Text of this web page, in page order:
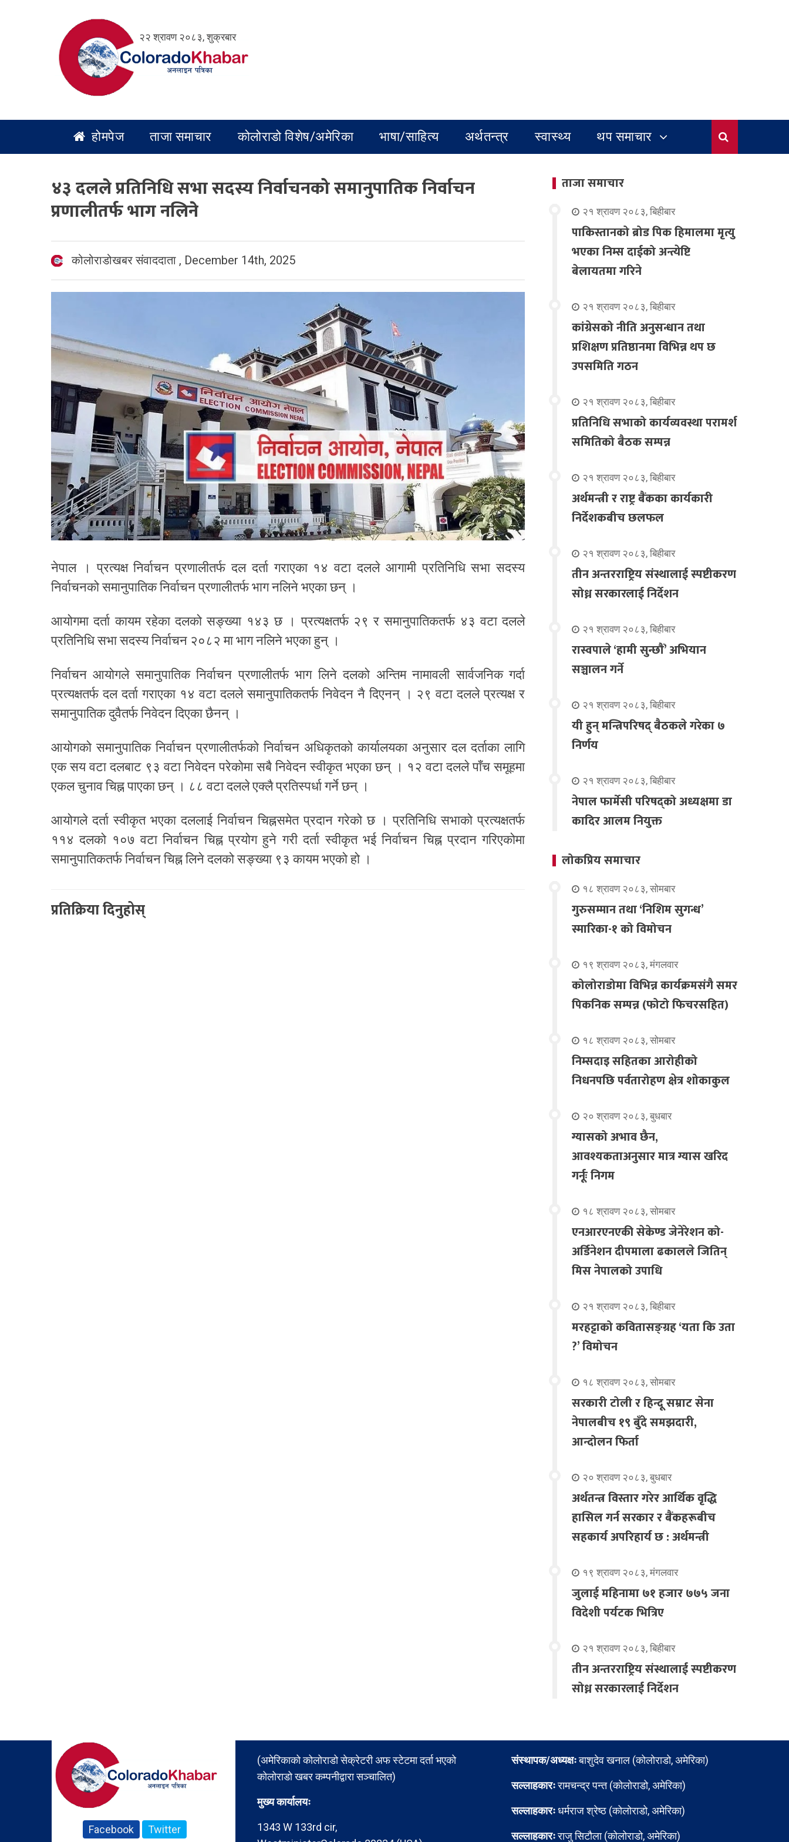
२२ श्रावण २०८३, शुक्रबार
होमपेज ताजा समाचार कोलोराडो विशेष/अमेरिका भाषा/साहित्य अर्थतन्त्र स्वास्थ्य थप समाचार
४३ दलले प्रतिनिधि सभा सदस्य निर्वाचनको समानुपातिक निर्वाचन
प्रणालीतर्फ भाग नलिने
कोलोराडोखबर संवाददाता , December 14th, 2025
नेपाल । प्रत्यक्ष निर्वाचन प्रणालीतर्फ दल दर्ता गराएका १४ वटा दलले आगामी प्रतिनिधि सभा सदस्य
निर्वाचनको समानुपातिक निर्वाचन प्रणालीतर्फ भाग नलिने भएका छन् ।
आयोगमा दर्ता कायम रहेका दलको सङ्ख्या १४३ छ । प्रत्यक्षतर्फ २९ र समानुपातिकतर्फ ४३ वटा दलले
प्रतिनिधि सभा सदस्य निर्वाचन २०८२ मा भाग नलिने भएका हुन् ।
निर्वाचन आयोगले समानुपातिक निर्वाचन प्रणालीतर्फ भाग लिने दलको अन्तिम नामावली सार्वजनिक गर्दा
प्रत्यक्षतर्फ दल दर्ता गराएका १४ वटा दलले समानुपातिकतर्फ निवेदन नै दिएनन् । २९ वटा दलले प्रत्यक्ष र
समानुपातिक दुवैतर्फ निवेदन दिएका छैनन् ।
आयोगको समानुपातिक निर्वाचन प्रणालीतर्फको निर्वाचन अधिकृतको कार्यालयका अनुसार दल दर्ताका लागि
एक सय वटा दलबाट ९३ वटा निवेदन परेकोमा सबै निवेदन स्वीकृत भएका छन् । १२ वटा दलले पाँच समूहमा
एकल चुनाव चिह्न पाएका छन् । ८८ वटा दलले एक्लै प्रतिस्पर्धा गर्ने छन् ।
आयोगले दर्ता स्वीकृत भएका दललाई निर्वाचन चिह्नसमेत प्रदान गरेको छ । प्रतिनिधि सभाको प्रत्यक्षतर्फ
११४ दलको १०७ वटा निर्वाचन चिह्न प्रयोग हुने गरी दर्ता स्वीकृत भई निर्वाचन चिह्न प्रदान गरिएकोमा
समानुपातिकतर्फ निर्वाचन चिह्न लिने दलको सङ्ख्या ९३ कायम भएको हो ।
प्रतिक्रिया दिनुहोस्
ताजा समाचार
२१ श्रावण २०८३, बिहीबार
पाकिस्तानको ब्रोड पिक हिमालमा मृत्यु
भएका निम्स दाईको अन्त्येष्टि
बेलायतमा गरिने
२१ श्रावण २०८३, बिहीबार
कांग्रेसको नीति अनुसन्धान तथा
प्रशिक्षण प्रतिष्ठानमा विभिन्न थप छ
उपसमिति गठन
२१ श्रावण २०८३, बिहीबार
प्रतिनिधि सभाको कार्यव्यवस्था परामर्श
समितिको बैठक सम्पन्न
२१ श्रावण २०८३, बिहीबार
अर्थमन्त्री र राष्ट्र बैंकका कार्यकारी
निर्देशकबीच छलफल
२१ श्रावण २०८३, बिहीबार
तीन अन्तरराष्ट्रिय संस्थालाई स्पष्टीकरण
सोध्न सरकारलाई निर्देशन
२१ श्रावण २०८३, बिहीबार
रास्वपाले ‘हामी सुन्छौँ’ अभियान
सञ्चालन गर्ने
२१ श्रावण २०८३, बिहीबार
यी हुन् मन्त्रिपरिषद् बैठकले गरेका ७
निर्णय
२१ श्रावण २०८३, बिहीबार
नेपाल फार्मेसी परिषद्को अध्यक्षमा डा
कादिर आलम नियुक्त
लोकप्रिय समाचार
१८ श्रावण २०८३, सोमबार
गुरुसम्मान तथा ‘निशिम सुगन्ध’
स्मारिका-१ को विमोचन
१९ श्रावण २०८३, मंगलवार
कोलोराडोमा विभिन्न कार्यक्रमसंगै समर
पिकनिक सम्पन्न (फोटो फिचरसहित)
१८ श्रावण २०८३, सोमबार
निम्सदाइ सहितका आरोहीको
निधनपछि पर्वतारोहण क्षेत्र शोकाकुल
२० श्रावण २०८३, बुधबार
ग्यासको अभाव छैन,
आवश्यकताअनुसार मात्र ग्यास खरिद
गर्नूः निगम
१८ श्रावण २०८३, सोमबार
एनआरएनएकी सेकेण्ड जेनेरेशन को-
अर्डिनेशन दीपमाला ढकालले जितिन्
मिस नेपालको उपाधि
२१ श्रावण २०८३, बिहीबार
मरहट्टाको कवितासङ्ग्रह ‘यता कि उता
?’ विमोचन
१८ श्रावण २०८३, सोमबार
सरकारी टोली र हिन्दू सम्राट सेना
नेपालबीच १९ बुँदे समझदारी,
आन्दोलन फिर्ता
२० श्रावण २०८३, बुधबार
अर्थतन्त्र विस्तार गरेर आर्थिक वृद्धि
हासिल गर्न सरकार र बैंकहरूबीच
सहकार्य अपरिहार्य छ : अर्थमन्त्री
१९ श्रावण २०८३, मंगलवार
जुलाई महिनामा ७१ हजार ७७५ जना
विदेशी पर्यटक भित्रिए
२१ श्रावण २०८३, बिहीबार
तीन अन्तरराष्ट्रिय संस्थालाई स्पष्टीकरण
सोध्न सरकारलाई निर्देशन
Facebook Twitter
(अमेरिकाको कोलोराडो सेक्रेटरी अफ स्टेटमा दर्ता भएको
कोलोराडो खबर कम्पनीद्वारा सञ्चालित)
मुख्य कार्यालयः
1343 W 133rd cir,
संस्थापक/अध्यक्षःबाशुदेव खनाल (कोलोराडो, अमेरिका)
सल्लाहकारःरामचन्द्र पन्त (कोलोराडो, अमेरिका)
सल्लाहकारःधर्मराज श्रेष्ठ (कोलोराडो, अमेरिका)
सल्लाहकारःराजु सिटौला (कोलोराडो, अमेरिका)